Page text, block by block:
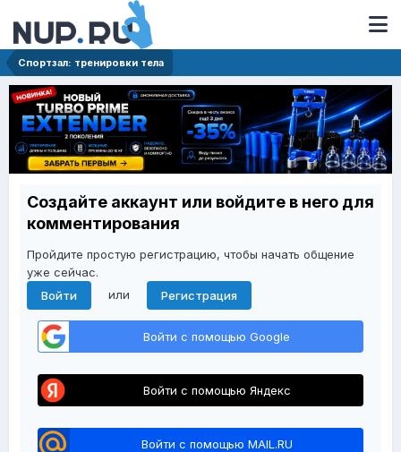
Спортзал: тренировки тела
Создайте аккаунт или войдите в него для
комментирования
Пройдите простую регистрацию, чтобы начать общение
уже сейчас.
Войти
или Регистрация
Войти с помощью Google
Войти с помощью Яндекс
Войти с помощью MAIL.RU